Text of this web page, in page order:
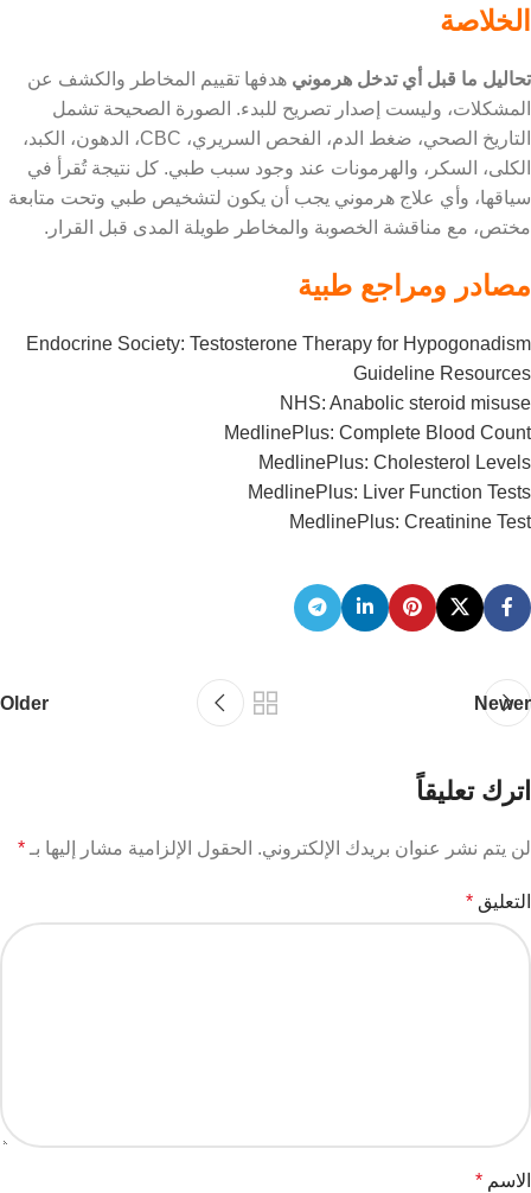
الخلاصة
تحاليل ما قبل أي تدخل هرموني هدفها تقييم المخاطر والكشف عن
المشكلات، وليست إصدار تصريح للبدء. الصورة الصحيحة تشمل
التاريخ الصحي، ضغط الدم، الفحص السريري، CBC، الدهون، الكبد،
الكلى، السكر، والهرمونات عند وجود سبب طبي. كل نتيجة تُقرأ في
سياقها، وأي علاج هرموني يجب أن يكون لتشخيص طبي وتحت متابعة
مختص، مع مناقشة الخصوبة والمخاطر طويلة المدى قبل القرار.
مصادر ومراجع طبية
Endocrine Society: Testosterone Therapy for Hypogonadism
Guideline Resources
NHS: Anabolic steroid misuse
MedlinePlus: Complete Blood Count
MedlinePlus: Cholesterol Levels
MedlinePlus: Liver Function Tests
MedlinePlus: Creatinine Test
Newer
Older
اترك تعليقاً
لن يتم نشر عنوان بريدك الإلكتروني. الحقول الإلزامية مشار إليها بـ *
التعليق *
الاسم *